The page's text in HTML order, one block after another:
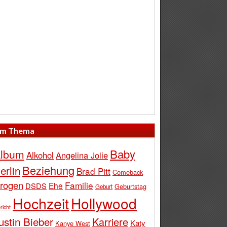
Thema
Alkohol Angelina Jolie Baby
Beziehung Brad Pitt Comeback
DSDS Ehe Familie Geburt Geburtstag
HochzeitHollywood
Bieber Kanye West Karriere Katy